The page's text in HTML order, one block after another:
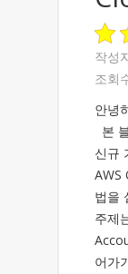
작성
조회
안녕
본
신규
AWS
법을
주제
어가